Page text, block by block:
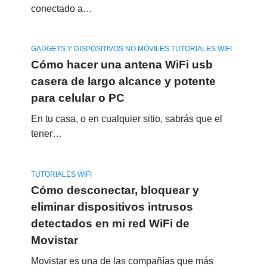
conectado a…
GADGETS Y DISPOSITIVOS NO MÓVILES TUTORIALES WIFI
Cómo hacer una antena WiFi usb
casera de largo alcance y potente
para celular o PC
En tu casa, o en cualquier sitio, sabrás que el
tener…
TUTORIALES WIFI
Cómo desconectar, bloquear y
eliminar dispositivos intrusos
detectados en mi red WiFi de
Movistar
Movistar es una de las compañías que más